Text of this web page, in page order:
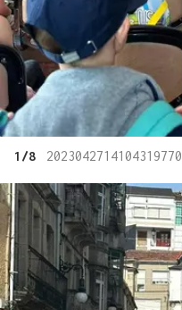
1/8 2023042714104319770